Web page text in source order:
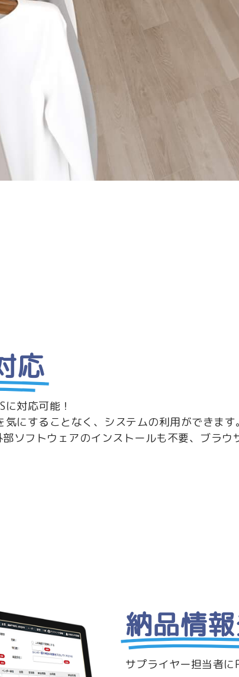
応
対応可能！
にすることなく、システムの利用ができます。
ソフトウェアのインストールも不要、ブラウ
納品情
サプライヤー担当者